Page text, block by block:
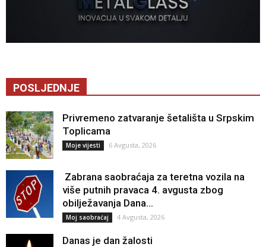
POSLJEDNJE
Privremeno zatvaranje šetališta u Srpskim
Toplicama
Moje vijesti 6 Avgusta, 2026
Zabrana saobraćaja za teretna vozila na
više putnih pravaca 4. avgusta zbog
obilježavanja Dana...
Moj saobraćaj 4 Avgusta, 2026
Danas je dan žalosti